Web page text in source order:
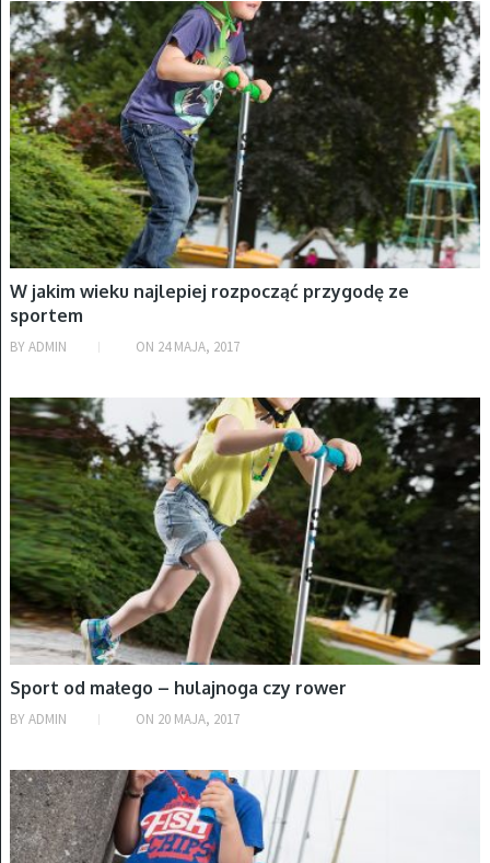
HULAJNOGI
W jakim wieku najlepiej rozpocząć przygodę ze
sportem
BY ADMIN ON 24 MAJA, 2017
HULAJNOGI
Sport od małego – hulajnoga czy rower
BY ADMIN ON 20 MAJA, 2017
HULAJNOGI